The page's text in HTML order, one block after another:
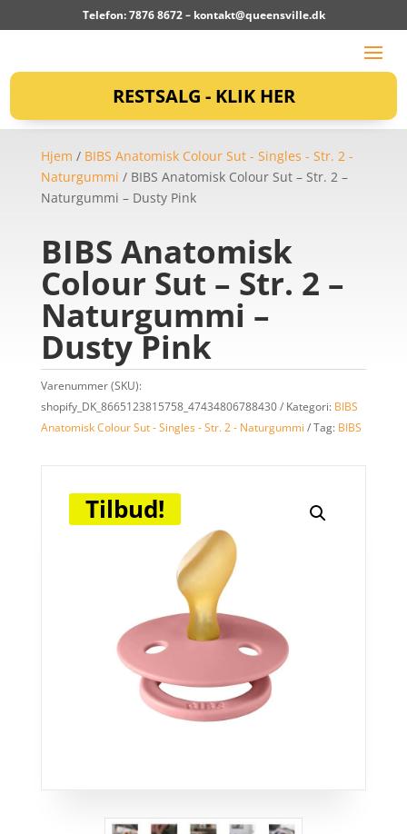
Telefon: 7876 8672 – kontakt@queensville.dk
RESTSALG - KLIK HER
Hjem / BIBS Anatomisk Colour Sut - Singles - Str. 2 -
Naturgummi / BIBS Anatomisk Colour Sut – Str. 2 –
Naturgummi – Dusty Pink
BIBS Anatomisk
Colour Sut – Str. 2 –
Naturgummi –
Dusty Pink
Varenummer (SKU):
shopify_DK_8665123815758_47434806788430
Kategori: BIBS
Anatomisk Colour Sut - Singles - Str. 2 - Naturgummi
Tag: BIBS
Tilbud!